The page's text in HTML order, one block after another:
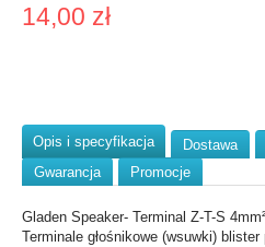
14,00 zł
Opis i specyfikacja Dostawa
Gwarancja
Promocje
Gladen Speaker- Terminal Z-T-S 4mm²
Terminale głośnikowe (wsuwki)